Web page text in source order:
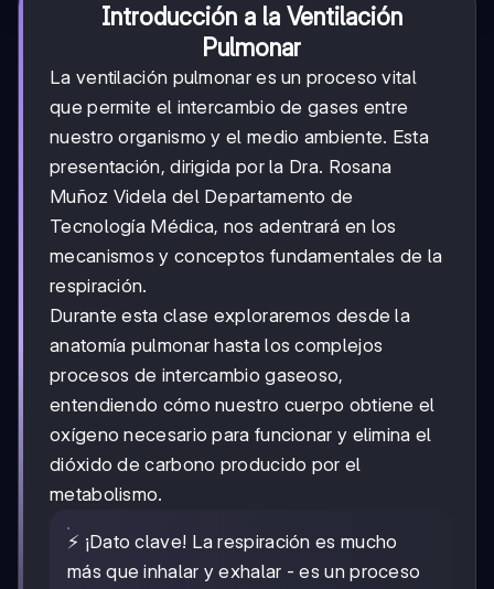
Introducción a la Ventilación
Pulmonar
La ventilación pulmonar es un proceso vital
que permite el intercambio de gases entre
nuestro organismo y el medio ambiente. Esta
presentación, dirigida por la Dra. Rosana
Muñoz Videla del Departamento de
Tecnología Médica, nos adentrará en los
mecanismos y conceptos fundamentales de la
respiración.
Durante esta clase exploraremos desde la
anatomía pulmonar hasta los complejos
procesos de intercambio gaseoso,
entendiendo cómo nuestro cuerpo obtiene el
oxígeno necesario para funcionar y elimina el
dióxido de carbono producido por el
metabolismo.
⚡ ¡Dato clave! La respiración es mucho
más que inhalar y exhalar - es un proceso